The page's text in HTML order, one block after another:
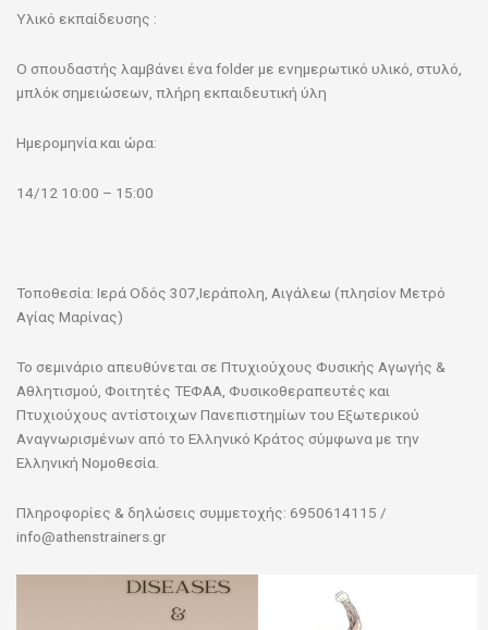
Υλικό εκπαίδευσης :
Ο σπουδαστής λαμβάνει ένα folder με ενημερωτικό υλικό, στυλό,
μπλόκ σημειώσεων, πλήρη εκπαιδευτική ύλη
Ημερομηνία και ώρα:
14/12 10:00 – 15:00
Τοποθεσία: Ιερά Οδός 307,Ιεράπολη, Αιγάλεω (πλησίον Μετρό
Αγίας Μαρίνας)
Το σεμινάριο απευθύνεται σε Πτυχιούχους Φυσικής Αγωγής &
Αθλητισμού, Φοιτητές ΤΕΦΑΑ, Φυσικοθεραπευτές και
Πτυχιούχους αντίστοιχων Πανεπιστημίων του Εξωτερικού
Αναγνωρισμένων από το Ελληνικό Κράτος σύμφωνα με την
Ελληνική Νομοθεσία.
Πληροφορίες & δηλώσεις συμμετοχής: 6950614115 /
info@athenstrainers.gr